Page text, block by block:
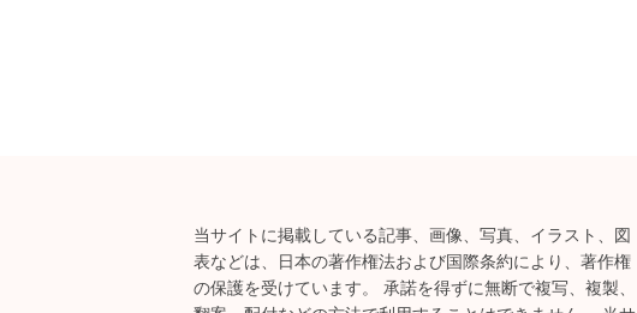
当サイトに掲載している記事、画像、写真、イラスト、図
表などは、日本の著作権法および国際条約により、著作権
の保護を受けています。 承諾を得ずに無断で複写、複製、